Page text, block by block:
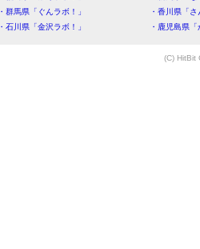
・群馬県「ぐんラボ！」
・香川県「
・石川県「金沢ラボ！」
・鹿児島県
(C) HitBit